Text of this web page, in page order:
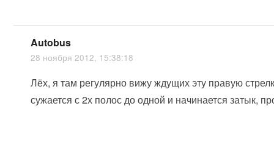
Autobus
28 ноября 2012, 15:38:18
Лёх, я там регулярно вижу ждущих эту правую
сужается с 2х полос до одной и начинается затык,